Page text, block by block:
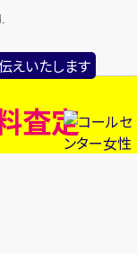
えいたします
査定